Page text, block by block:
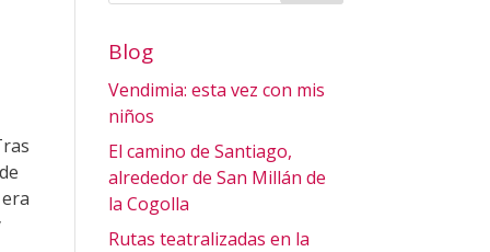
Blog
Vendimia: esta vez con mis
niños
El camino de Santiago,
alrededor de San Millán de
la Cogolla
Rutas teatralizadas en la